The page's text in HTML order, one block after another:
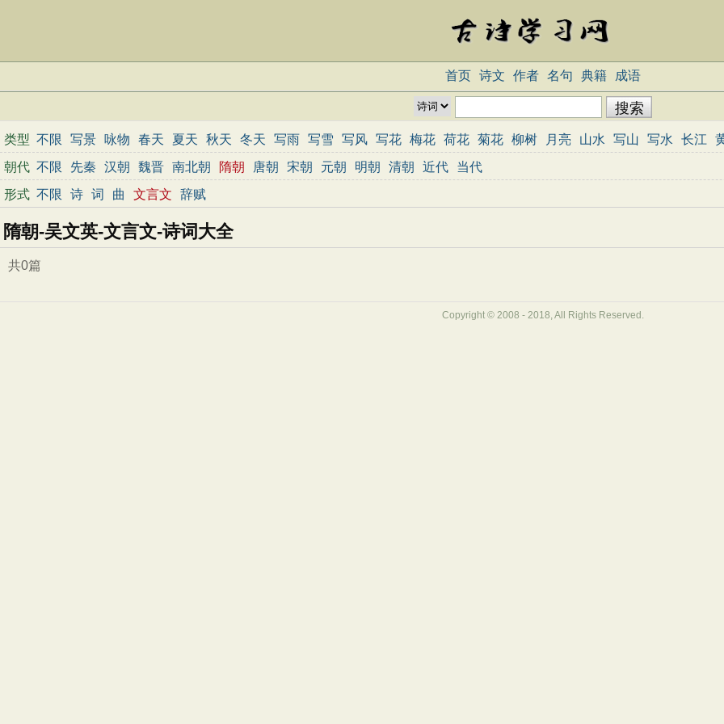
首页 诗文 作者 名句 典籍 成语
类型 不限 写景 咏物 春天 夏天 秋天 冬天 写雨 写雪 写风 写花 梅花 荷花 菊花 柳树 月亮 山水 写山 写水 长江
边塞
地名 抒情 爱国 离别 送别 思乡 思念 爱情 励志 哲理 闺怨 悼亡 写人
春节 元宵节 寒食节 清明节 端午节 七夕节 中秋节 重阳节 忧国忧民 咏史怀古 宋词精选 小学古诗 初中古诗
高
小学文言文 初中文言文 高中文言文 古诗十九首 唐诗三百首 古诗三百首 宋词三百首
朝代 不限 先秦 汉朝 魏晋 南北朝 隋朝 唐朝 宋朝 元朝 明朝 清朝 近代
当代
形式 不限 诗 词 曲 文言文 辞赋
隋朝-吴文英-文言文-诗词大全
共0篇
Copyright © 2008 - 2018, All Rights Reserved.